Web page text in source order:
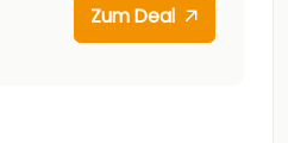
Zum Deal